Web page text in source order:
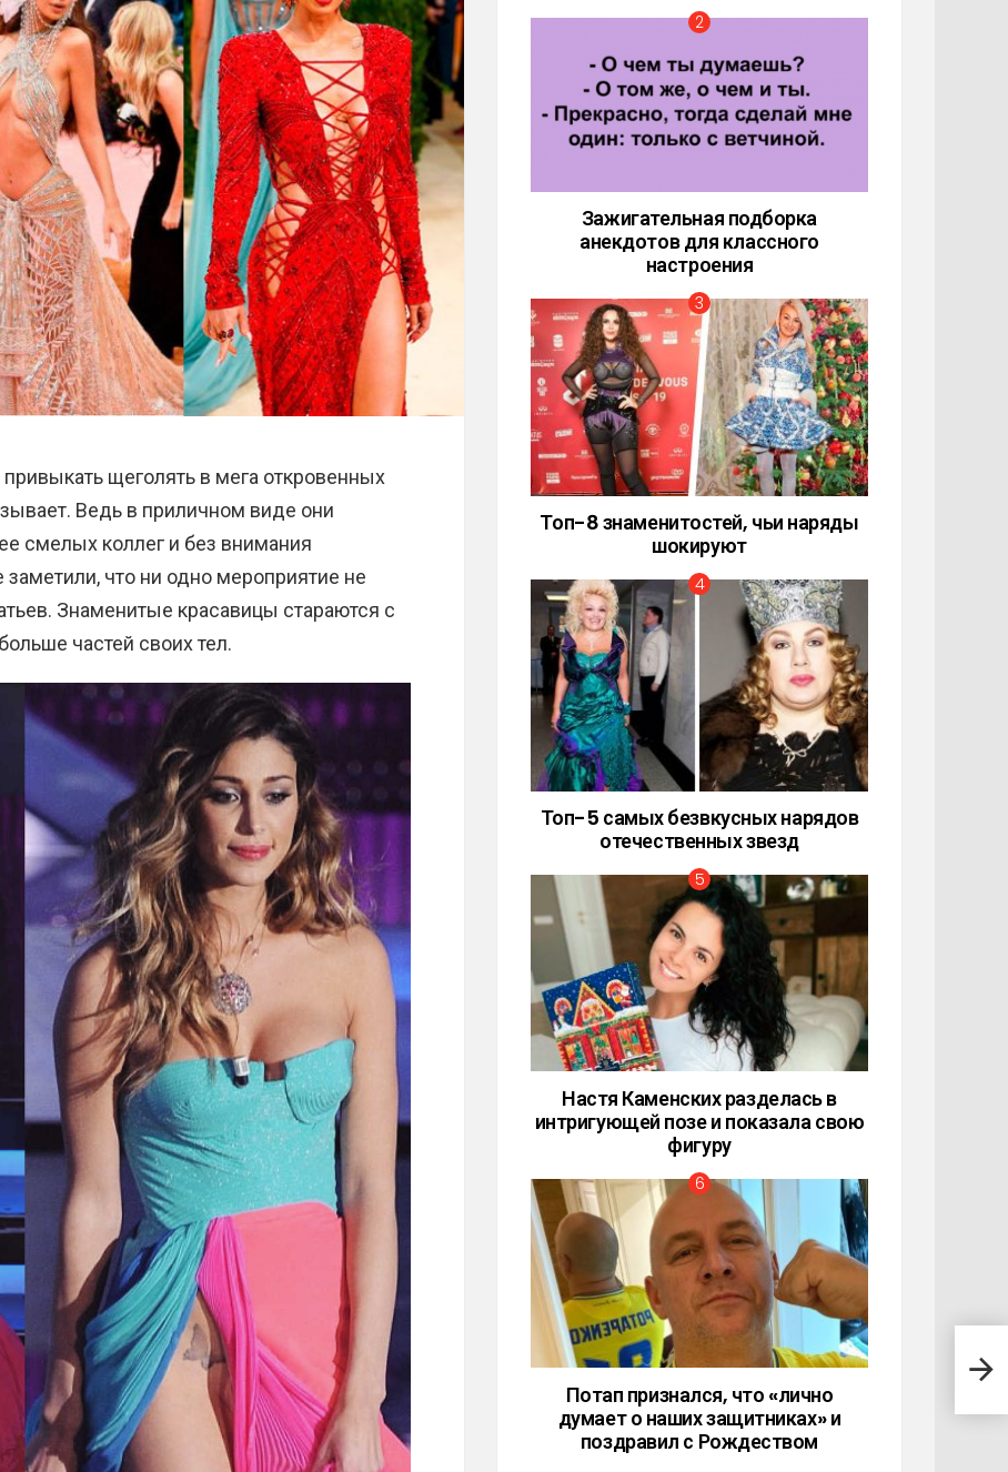
щеголять в мега откровенных
Ведь в приличном виде они
смелых коллег и без внимания
что ни одно мероприятие не
Знаменитые красавицы стараются с
частей своих тел.
Зажигательная подборка
анекдотов для классного
настроения
Топ-8 знаменитостей, чьи наряды
шокируют
Топ-5 самых безвкусных нарядов
отечественных звезд
Настя Каменских разделась в
интригующей позе и показала свою
фигуру
Потап признался, что «лично
думает о наших защитниках» и
поздравил с Рождеством